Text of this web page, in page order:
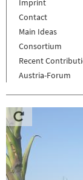
Contact
Main Ideas
Consortium
Recent
Austria-Forum